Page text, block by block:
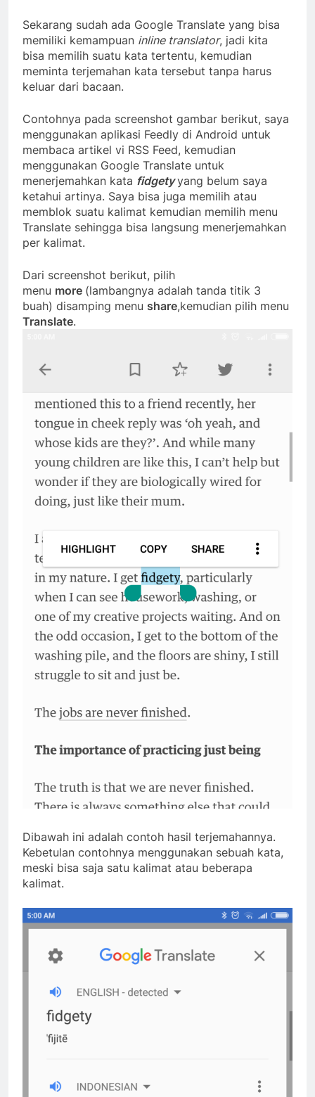
Sekarang sudah ada Google Translate yang bisa
memiliki kemampuan inline translator, jadi kita
bisa memilih suatu kata tertentu, kemudian
meminta terjemahan kata tersebut tanpa harus
keluar dari bacaan.
Contohnya pada screenshot gambar berikut, saya
menggunakan aplikasi Feedly di Android untuk
membaca artikel vi RSS Feed, kemudian
menggunakan Google Translate untuk
menerjemahkan kata fidgetyyang belum saya
ketahui artinya. Saya bisa juga memilih atau
memblok suatu kalimat kemudian memilih menu
Translate sehingga bisa langsung menerjemahkan
per kalimat.
Dari screenshot berikut, pilih
menu more (lambangnya adalah tanda titik 3
buah) disamping menu share,kemudian pilih menu
Translate.
Dibawah ini adalah contoh hasil terjemahannya.
Kebetulan contohnya menggunakan sebuah kata,
meski bisa saja satu kalimat atau beberapa
kalimat.